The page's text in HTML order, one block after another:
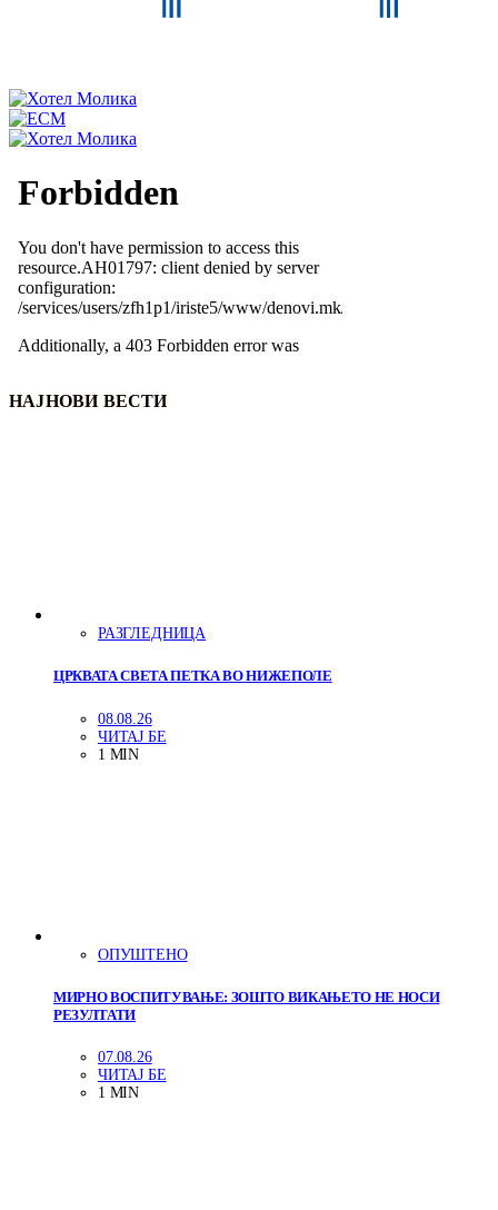
НАЈНОВИ ВЕСТИ
РАЗГЛЕДНИЦА
ЦРКВАТА СВЕТА ПЕТКА ВО НИЖЕПОЛЕ
08.08.26
ЧИТАЈ БЕ
1 MIN
ОПУШТЕНО
МИРНО ВОСПИТУВАЊЕ: ЗОШТО ВИКАЊЕТО НЕ НОСИ
РЕЗУЛТАТИ
07.08.26
ЧИТАЈ БЕ
1 MIN